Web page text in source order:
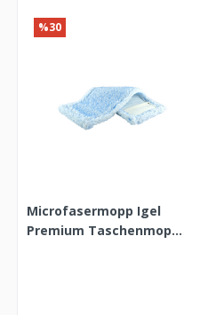
%30
Microfasermopp Igel
Premium Taschenmopp